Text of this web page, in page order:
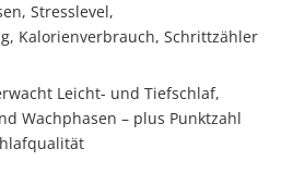
Stresslevel,
Kalorienverbrauch, Schrittzähler
Leicht- und Tiefschlaf,
Wachphasen – plus Punktzahl